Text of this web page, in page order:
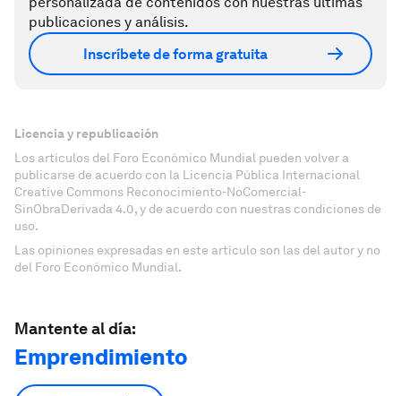
publicaciones y análisis.
Inscríbete de forma gratuita
Licencia y republicación
Los artículos del Foro Económico Mundial pueden volver a
publicarse de acuerdo con la Licencia Pública Internacional
Creative Commons Reconocimiento-NoComercial-
SinObraDerivada 4.0, y de acuerdo con nuestras condiciones de
uso.
Las opiniones expresadas en este artículo son las del autor y no
del Foro Económico Mundial.
Mantente al día:
Emprendimiento